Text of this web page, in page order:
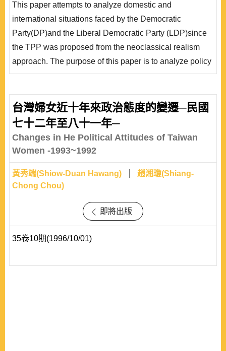
說明 TPP 的形成背景與日本相關政策的推動;復次，進一
步說明日本歷任內閣對於 TPP 的立場，並討論面臨的課
題;最後，再以理論連結決策過程當中..
This paper attempts to analyze domestic and
international situations faced by the Democratic
Party(DP)and the Liberal Democratic Party (LDP)since
the TPP was proposed from the neoclassical realism
approach. The purpose of this paper is to analyze policy
development impacts and explain the necessity of policy
foreign policy from different major international
relations theories, (2) backgrounds of TPP development
台灣婦女近十年來政治態度的變遷─民國
七十二年至八十一年─
Changes in He Political Attitudes of Taiwan
Women -1993~1992
黃秀端(Shiow-Duan Hawang)
趙湘瓊(Shiang-
Chong Chou)
即將出版
35卷10期(1996/10/01)